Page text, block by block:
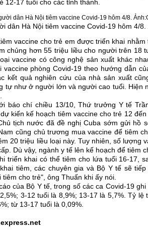
12-17 tuổi cho các tỉnh thành.
dân Hà Nội tiêm vaccine Covid-19 hôm 4/8.
vaccine cho trẻ em được triển khai
chủng hơn 55 triệu liều cho người trên 18
vaccine có công nghệ sản xuất khác
vaccine phòng Covid-19 theo hướng dẫn
kết quả nghiên cứu của nhà sản xuất
tự như ở người lớn và người cao tuổi. Hiện
báo chí chiều 13/10, Thứ trưởng Y tế
kiến kế hoạch tiêm vaccine cho trẻ 12
tịch nước đã đề nghị Cuba sớm gửi hồ
cũng chủ trương mua vaccine để tiêm
20 triệu liều loại này. Tuy nhiên, số lượng
Dù vậy, ngành y tế lên kế hoạch để tiêm
triển khai có thể tiêm cho lứa tuổi 16-17,
tiêm, các chuyên gia và Bộ Y tế sẽ
tiêm cho trẻ", ông Thuấn khi ấy nói.
của Bộ Y tế, trong số các ca Covid-19
3-12 tuổi là 8,9%; 13-17 là 5,7%. Tỷ
từ 13-17 tuổi là 0,09%.